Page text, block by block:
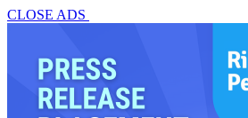
CLOSE ADS